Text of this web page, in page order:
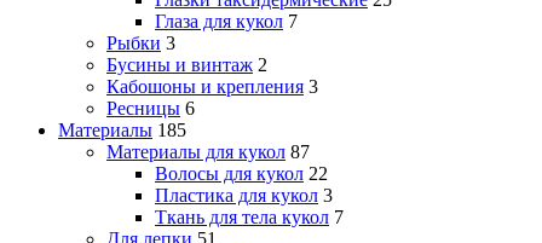
Глаза для кукол 7
Рыбки 3
Бусины и винтаж 2
Кабошоны и крепления 3
Ресницы 6
Материалы 185
Материалы для кукол 87
Волосы для кукол 22
Пластика для кукол 3
Ткань для тела кукол 7